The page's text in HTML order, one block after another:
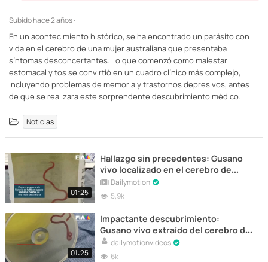
Subidohace 2 años ·
En un acontecimiento histórico, se ha encontrado un parásito con
vida en el cerebro de una mujer australiana que presentaba
síntomas desconcertantes. Lo que comenzó como malestar
estomacal y tos se convirtió en un cuadro clínico más complejo,
incluyendo problemas de memoria y trastornos depresivos, antes
de que se realizara este sorprendente descubrimiento médico.
Noticias
01:25
Hallazgo sin precedentes: Gusano
vivo localizado en el cerebro de
mujer de Australia
Dailymotion
5,9k
01:25
Impactante descubrimiento:
Gusano vivo extraído del cerebro de
mujer australiana
dailymotionvideos
6k